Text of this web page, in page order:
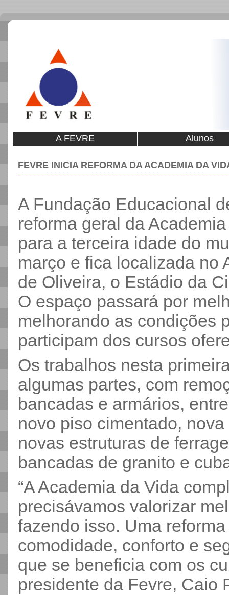
A FEVRE Alunos
FEVRE INICIA REFORMA DA ACADEMIA DA
A Fundação Educacional
reforma geral da
para a terceira idade do
março e fica localizada no
de Oliveira, o Estádio da
O espaço passará por
melhorando as condições
participam dos cursos
Os trabalhos nesta
algumas partes, com
bancadas e armários,
novo piso cimentado,
novas estruturas de
bancadas de granito e
“A Academia da Vida
precisávamos valorizar
fazendo isso. Uma
comodidade, conforto e
que se beneficia com os
presidente da Fevre, Caio